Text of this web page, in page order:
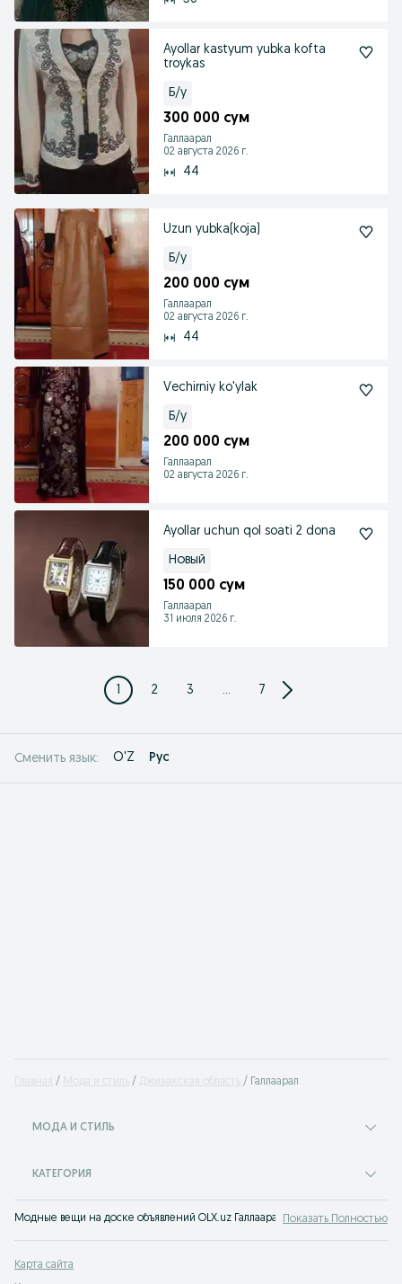
Ayollar kastyum yubka kofta
troykas
Б/у
300 000 сум
Галлаарал
02 августа 2026 г.
44
Uzun yubka(koja)
Б/у
200 000 сум
Галлаарал
02 августа 2026 г.
44
Vechirniy ko'ylak
Б/у
200 000 сум
Галлаарал
02 августа 2026 г.
Ayollar uchun qol soati 2 dona
Новый
150 000 сум
Галлаарал
31 июля 2026 г.
1 2 3 ... 7
Сменить язык: O'Z Рус
Главная Мода и стиль Джизакская область Галлаарал
МОДА И СТИЛЬ
КАТЕГОРИЯ
Модные вещи на доске объявлений OLX.uz Галлаарал. Покупайте все
Показать Полностью
Карта сайта